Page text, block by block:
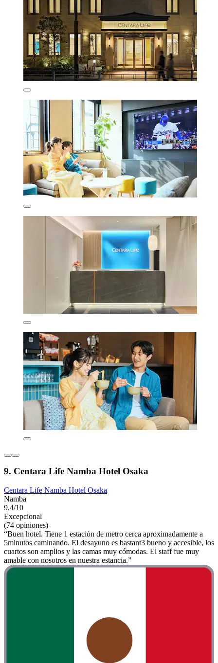
9. Centara Life Namba Hotel Osaka
Centara Life Namba Hotel Osaka
Namba
9.4/10
Excepcional
(74 opiniones)
“Buen hotel. Tiene 1 estación de metro cerca aproximadamente a
5minutos caminando. El desayuno es bastant3 bueno y accesible, los
cuartos son amplios y las camas muy cómodas. El staff fue muy
amable con nosotros en nuestra estancia.”